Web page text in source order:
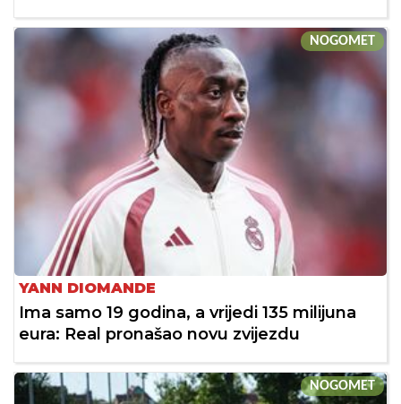
NOGOMET
YANN DIOMANDE
Ima samo 19 godina, a vrijedi 135 milijuna
eura: Real pronašao novu zvijezdu
NOGOMET